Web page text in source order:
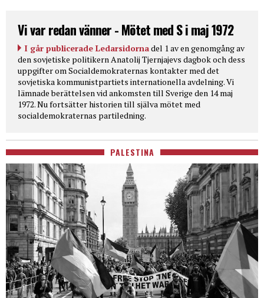
Vi var redan vänner - Mötet med S i maj 1972
I går publicerade Ledarsidornadel 1 av en genomgång av
den sovjetiske politikern Anatolij Tjernjajevs dagbok och dess
uppgifter om Socialdemokraternas kontakter med det
sovjetiska kommunistpartiets internationella avdelning. Vi
lämnade berättelsen vid ankomsten till Sverige den 14 maj
1972. Nu fortsätter historien till själva mötet med
socialdemokraternas partiledning.
PALESTINA